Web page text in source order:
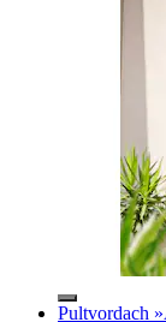
Pultvordach